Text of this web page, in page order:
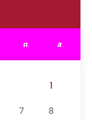
ศ. ส.
1
7 8